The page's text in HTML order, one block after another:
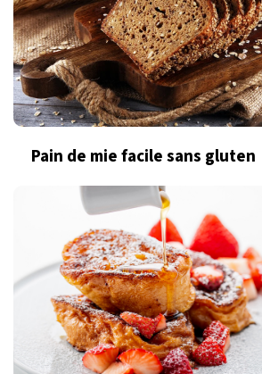
Pain de mie facile sans gluten